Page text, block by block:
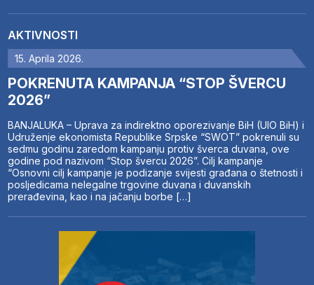
AKTIVNOSTI
15. Aprila 2026.
POKRENUTA KAMPANJA “STOP ŠVERCU
2026”
BANJALUKA – Uprava za indirektno oporezivanje BiH (UIO BiH) i
Udruženje ekonomista Republike Srpske “SWOT” pokrenuli su
sedmu godinu zaredom kampanju protiv šverca duvana, ove
godine pod nazivom “Stop švercu 2026”. Cilj kampanje
“Osnovni cilj kampanje je podizanje svijesti građana o štetnosti i
posljedicama nelegalne trgovine duvana i duvanskih
prerađevina, kao i na jačanju borbe […]